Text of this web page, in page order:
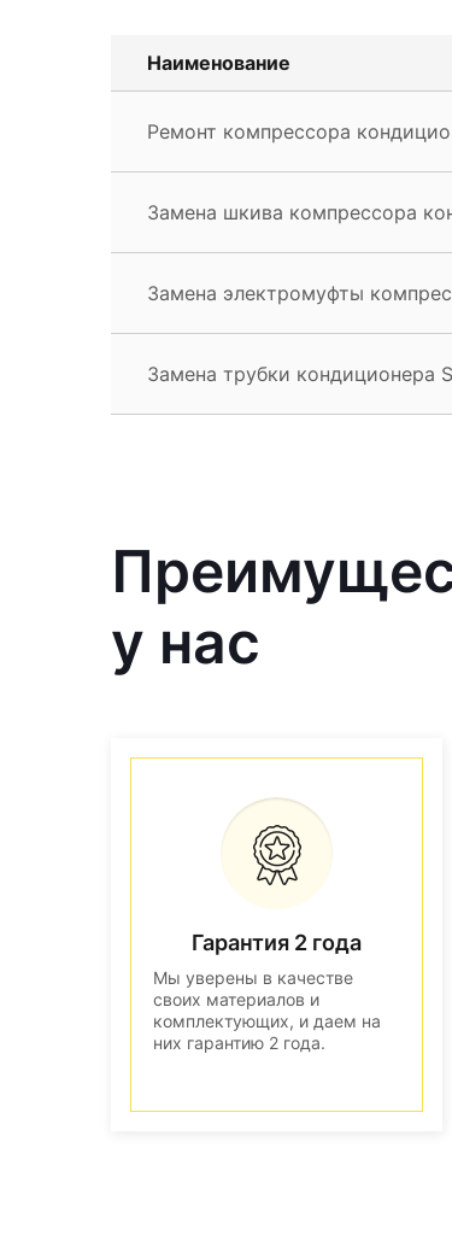
Наименование
Ремонт компрессора
Замена шкива компрессора
Замена электромуфты
Замена трубки кондиционера
у нас
Гарантия 2 года
Мы уверены в качестве
своих материалов и
комплектующих, и даем на
них гарантию 2 года.